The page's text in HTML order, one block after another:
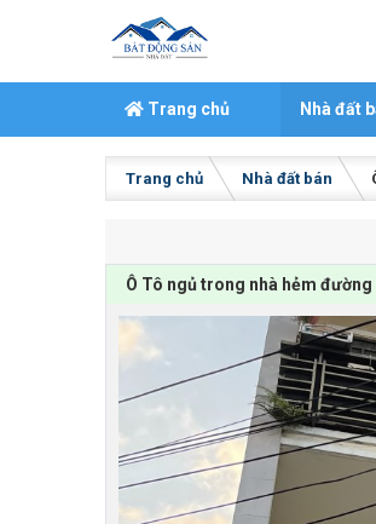
Trang chủ Nhà đất
Trang chủ Nhà đất bán
Ô Tô ngủ trong nhà hẻm